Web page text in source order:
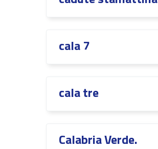
cala 7
cala tre
Calabria Verde.